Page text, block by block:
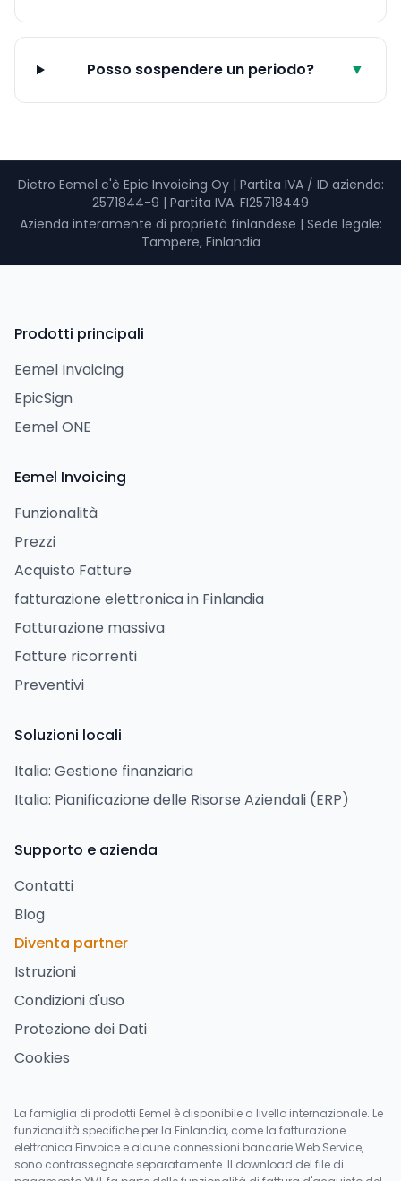
Posso sospendere un periodo? ▼
Dietro Eemel c'è Epic Invoicing Oy| Partita IVA / ID azienda:
2571844-9 | Partita IVA: FI25718449
Azienda interamente di proprietà finlandese | Sede legale:
Tampere, Finlandia
Prodotti principali
Eemel Invoicing
EpicSign
Eemel ONE
Eemel Invoicing
Funzionalità
Prezzi
Acquisto Fatture
fatturazione elettronica in Finlandia
Fatturazione massiva
Fatture ricorrenti
Preventivi
Soluzioni locali
Italia: Gestione finanziaria
Italia: Pianificazione delle Risorse Aziendali (ERP)
Supporto e azienda
Contatti
Blog
Diventa partner
Istruzioni
Condizioni d'uso
Protezione dei Dati
Cookies
La famiglia di prodotti Eemel è disponibile a livello internazionale. Le
funzionalità specifiche per la Finlandia, come la fatturazione
elettronica Finvoice e alcune connessioni bancarie Web Service,
sono contrassegnate separatamente. Il download del file di